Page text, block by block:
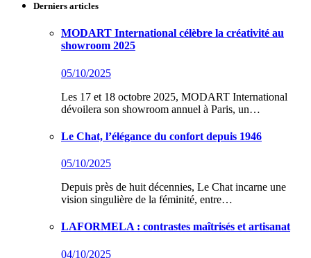
Derniers articles
MODART International célèbre la créativité au
showroom 2025
05/10/2025
Les 17 et 18 octobre 2025, MODART International
dévoilera son showroom annuel à Paris, un…
Le Chat, l’élégance du confort depuis 1946
05/10/2025
Depuis près de huit décennies, Le Chat incarne une
vision singulière de la féminité, entre…
LAFORMELA : contrastes maîtrisés et artisanat
04/10/2025